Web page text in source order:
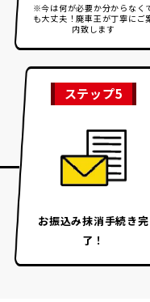
※今は何が必要か分からなく
も大丈夫！廃車王が丁寧にご
内致します
ステップ5
お振込み抹消手続き完
了！